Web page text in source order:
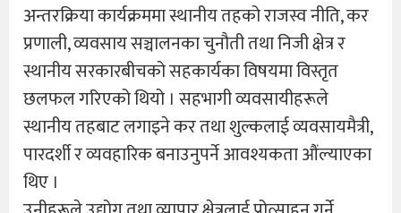
अन्तरक्रिया कार्यक्रममा स्थानीय तहको राजस्व नीति, कर
प्रणाली, व्यवसाय सञ्चालनका चुनौती तथा निजी क्षेत्र र
स्थानीय सरकारबीचको सहकार्यका विषयमा विस्तृत
छलफल गरिएको थियो । सहभागी व्यवसायीहरूले
स्थानीय तहबाट लगाइने कर तथा शुल्कलाई व्यवसायमैत्री,
पारदर्शी र व्यवहारिक बनाउनुपर्ने आवश्यकता औंल्याएका
थिए ।